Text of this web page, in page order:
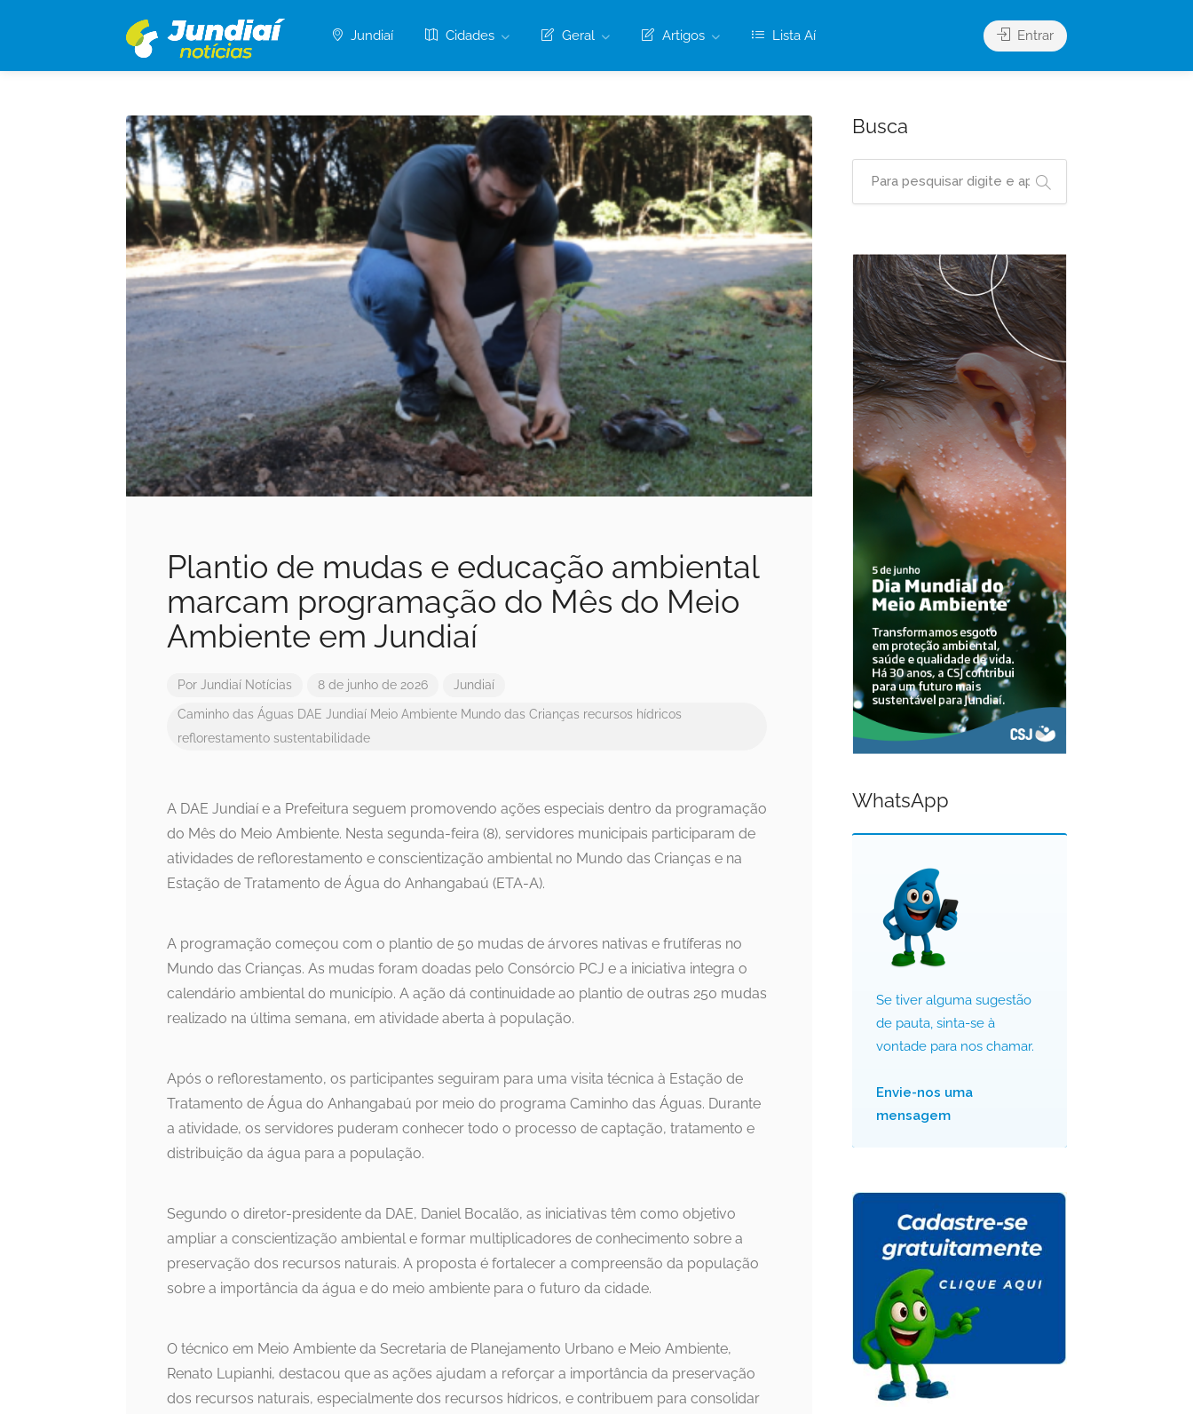
Jundiaí Cidades Geral Artigos Lista Aí Entrar
Plantio de mudas e educação ambiental
marcam programação do Mês do Meio
Ambiente em Jundiaí
Por Jundiaí Notícias 8 de junho de 2026 Jundiaí
Caminho das Águas DAE Jundiaí Meio Ambiente Mundo das Crianças recursos hídricos
reflorestamento sustentabilidade
A DAE Jundiaí e a Prefeitura seguem promovendo ações especiais dentro da programação
do Mês do Meio Ambiente. Nesta segunda-feira (8), servidores municipais participaram de
atividades de reflorestamento e conscientização ambiental no Mundo das Crianças e na
Estação de Tratamento de Água do Anhangabaú (ETA-A).
A programação começou com o plantio de 50 mudas de árvores nativas e frutíferas no
Mundo das Crianças. As mudas foram doadas pelo Consórcio PCJ e a iniciativa integra o
calendário ambiental do município. A ação dá continuidade ao plantio de outras 250 mudas
realizado na última semana, em atividade aberta à população.
Após o reflorestamento, os participantes seguiram para uma visita técnica à Estação de
Tratamento de Água do Anhangabaú por meio do programa Caminho das Águas. Durante
a atividade, os servidores puderam conhecer todo o processo de captação, tratamento e
distribuição da água para a população.
Segundo o diretor-presidente da DAE, Daniel Bocalão, as iniciativas têm como objetivo
ampliar a conscientização ambiental e formar multiplicadores de conhecimento sobre a
preservação dos recursos naturais. A proposta é fortalecer a compreensão da população
sobre a importância da água e do meio ambiente para o futuro da cidade.
O técnico em Meio Ambiente da Secretaria de Planejamento Urbano e Meio Ambiente,
Renato Lupianhi, destacou que as ações ajudam a reforçar a importância da preservação
dos recursos naturais, especialmente dos recursos hídricos, e contribuem para consolidar
Busca
WhatsApp
Se tiver alguma sugestão
de pauta, sinta-se à
vontade para nos chamar.
Envie-nos uma
mensagem